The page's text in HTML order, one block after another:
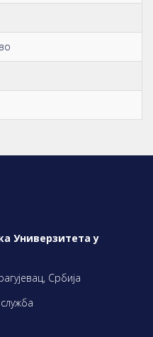
Универзитета у
Србија